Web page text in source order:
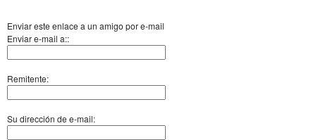
Enviar este enlace a un amigo por e-mail
Enviar e-mail a::
Remitente:
Su dirección de e-mail: